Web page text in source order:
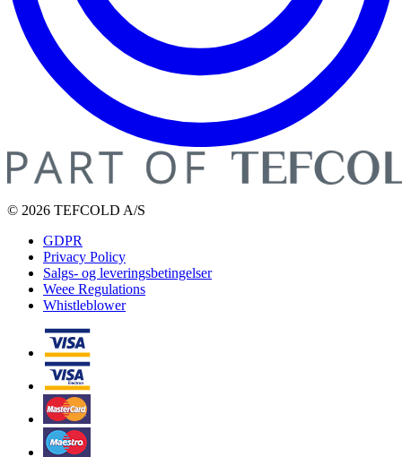
© 2026 TEFCOLD A/S
GDPR
Privacy Policy
Salgs- og leveringsbetingelser
Weee Regulations
Whistleblower